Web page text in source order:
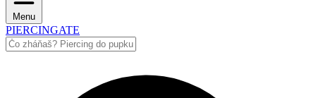
Menu
PIERCINGATE